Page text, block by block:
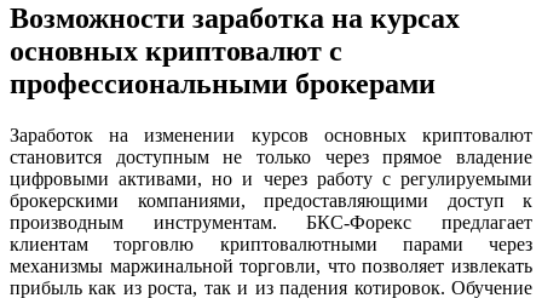
Возможности заработка на курсах
основных криптовалют с
профессиональными брокерами
Заработок на изменении курсов основных криптовалют
становится доступным не только через прямое владение
цифровыми активами, но и через работу с регулируемыми
брокерскими компаниями, предоставляющими доступ к
производным инструментам. БКС-Форекс предлагает
клиентам торговлю криптовалютными парами через
механизмы маржинальной торговли, что позволяет извлекать
прибыль как из роста, так и из падения котировок. Обучение